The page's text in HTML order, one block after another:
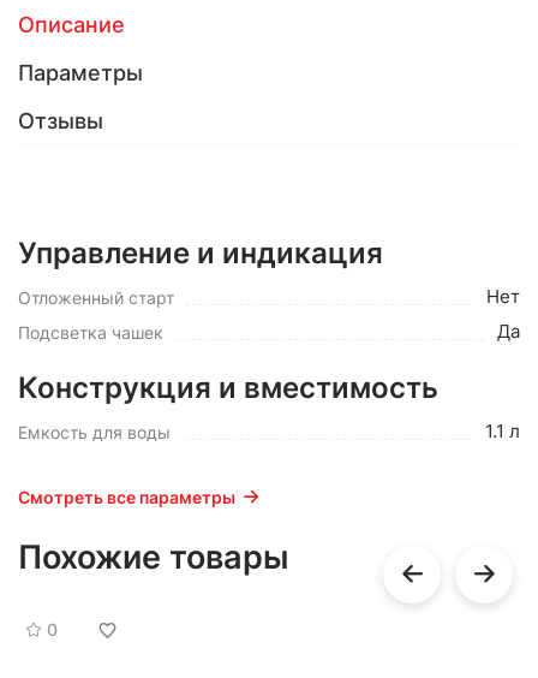
Описание
Параметры
Отзывы
Управление и индикация
Отложенный старт Нет
Подсветка чашек Да
Конструкция и вместимость
Емкость для воды 1.1 л
Смотреть все параметры
Похожие товары
0